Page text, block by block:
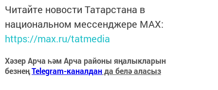
Читайте новости Татарстана в
национальном мессенджере MАХ:
https://max.ru/tatmedia
Хәзер Арча һәм Арча районы яңалыкларын
безнеңTelegram-каналданда белә аласыз